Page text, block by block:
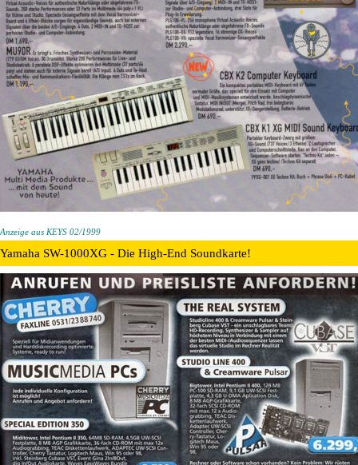
Anzeige aus KEYS 02/1999
Yamaha SW-1000XG - Die High-End Soundkarte!